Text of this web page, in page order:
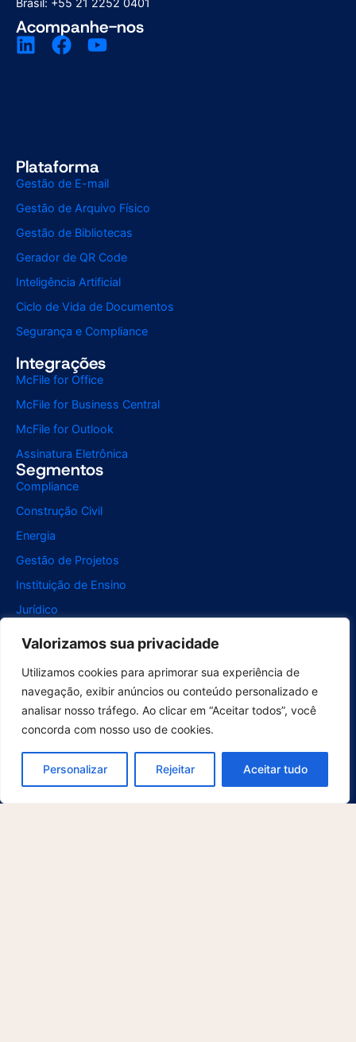
Valorizamos sua privacidade
Utilizamos cookies para aprimorar sua experiência de
navegação, exibir anúncios ou conteúdo personalizado e
analisar nosso tráfego. Ao clicar em “Aceitar todos”, você
concorda com nosso uso de cookies.
Personalizar Rejeitar Aceitar tudo
Brasil: +55 21 2252 0401
Acompanhe-nos
Plataforma
Gestão de E-mail
Gestão de Arquivo Físico
Gestão de Bibliotecas
Gerador de QR Code
Inteligência Artificial
Ciclo de Vida de Documentos
Segurança e Compliance
Integrações
McFile for Office
McFile for Business Central
McFile for Outlook
Assinatura Eletrônica
Segmentos
Compliance
Construção Civil
Energia
Gestão de Projetos
Instituição de Ensino
Jurídico
Recursos Humanos
Serviços de Digitalização
Varejo
Suporte
Para usuários